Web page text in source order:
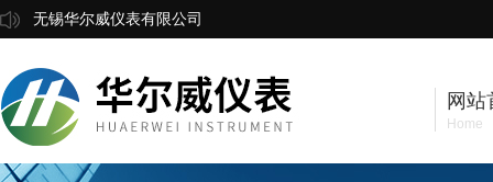
无锡华尔威仪表有限公司
网站
Home